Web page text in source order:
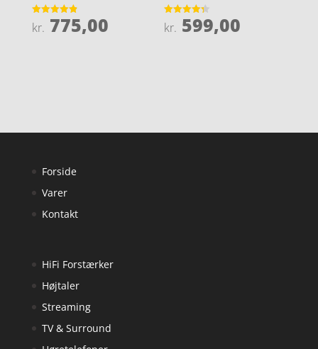
Vurderet
4.9
kr. 775,00
Vurderet
4.3
kr. 599,00
Forside
Varer
Kontakt
HiFi Forstærker
Højtaler
Streaming
TV & Surround